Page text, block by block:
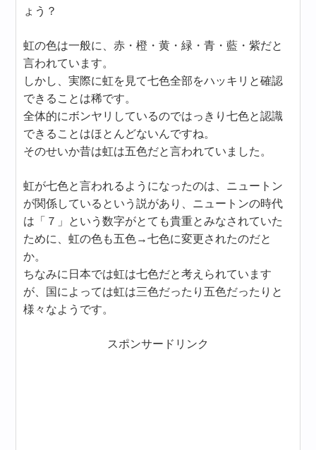
ょう？
虹の色は一般に、赤・橙・黄・緑・青・藍・紫だと
言われています。
しかし、実際に虹を見て七色全部をハッキリと確認
できることは稀です。
全体的にボンヤリしているのではっきり七色と認識
できることはほとんどないんですね。
そのせいか昔は虹は五色だと言われていました。
虹が七色と言われるようになったのは、ニュートン
が関係しているという説があり、ニュートンの時代
は「７」という数字がとても貴重とみなされていた
ために、虹の色も五色→七色に変更されたのだと
か。
ちなみに日本では虹は七色だと考えられています
が、国によっては虹は三色だったり五色だったりと
様々なようです。
スポンサードリンク